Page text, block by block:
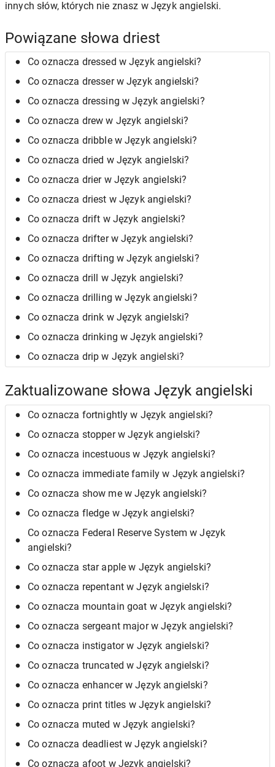
innych słów, których nie znasz w Język angielski.
Powiązane słowa driest
Co oznacza dressed w Język angielski?
Co oznacza dresser w Język angielski?
Co oznacza dressing w Język angielski?
Co oznacza drew w Język angielski?
Co oznacza dribble w Język angielski?
Co oznacza dried w Język angielski?
Co oznacza drier w Język angielski?
Co oznacza driest w Język angielski?
Co oznacza drift w Język angielski?
Co oznacza drifter w Język angielski?
Co oznacza drifting w Język angielski?
Co oznacza drill w Język angielski?
Co oznacza drilling w Język angielski?
Co oznacza drink w Język angielski?
Co oznacza drinking w Język angielski?
Co oznacza drip w Język angielski?
Zaktualizowane słowa Język angielski
Co oznacza fortnightly w Język angielski?
Co oznacza stopper w Język angielski?
Co oznacza incestuous w Język angielski?
Co oznacza immediate family w Język angielski?
Co oznacza show me w Język angielski?
Co oznacza fledge w Język angielski?
Co oznacza Federal Reserve System w Język
angielski?
Co oznacza star apple w Język angielski?
Co oznacza repentant w Język angielski?
Co oznacza mountain goat w Język angielski?
Co oznacza sergeant major w Język angielski?
Co oznacza instigator w Język angielski?
Co oznacza truncated w Język angielski?
Co oznacza enhancer w Język angielski?
Co oznacza print titles w Język angielski?
Co oznacza muted w Język angielski?
Co oznacza deadliest w Język angielski?
Co oznacza afoot w Język angielski?